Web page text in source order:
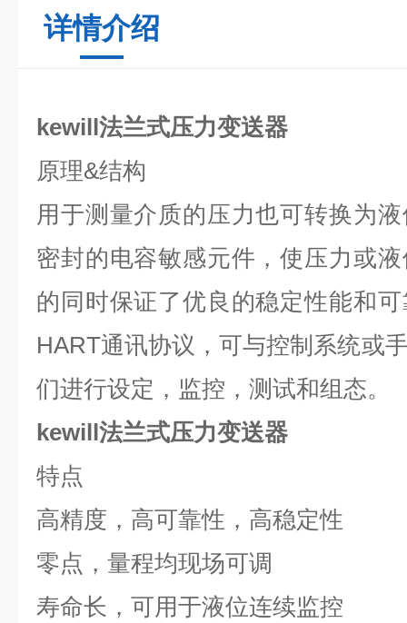
详情介绍
kewill法兰式压力变送器
原理&结构
用于测量介质的压力也可转换为
密封的电容敏感元件，使压力或
的同时保证了优良的稳定性能和
HART通讯协议，可与控制系统或
们进行设定，监控，测试和组态。
kewill法兰式压力变送器
特点
高精度，高可靠性，高稳定性
零点，量程均现场可调
寿命长，可用于液位连续监控